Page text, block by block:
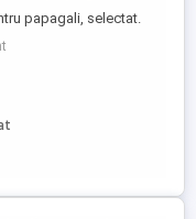
papagali, selectat.